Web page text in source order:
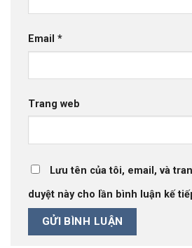
Email *
Trang web
Lưu tên của tôi, email, và
duyệt này cho lần bình luận kế